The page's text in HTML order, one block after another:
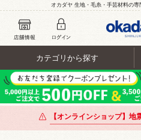
オカダヤ 生地・毛糸・手芸材料の専
カテゴリから探す
【オンラインショップ】